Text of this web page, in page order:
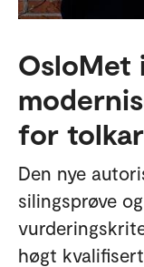
OsloMet
for tolkar
Den nye
silingsprøve
høgt